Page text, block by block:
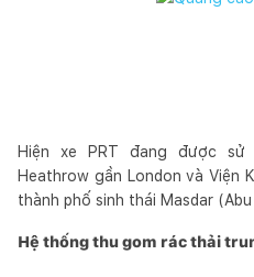
Hiện xe PRT đang được
Heathrow gần London và Viện
thành phố sinh thái Masdar (Abu
Hệ thống thu gom rác thải